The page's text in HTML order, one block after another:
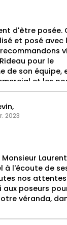
d'être posée.
et posé avec
pour le
de son équipe,
et les
(72)
2023
Laurent
à l'écoute de
nos
aux poseurs
véranda,